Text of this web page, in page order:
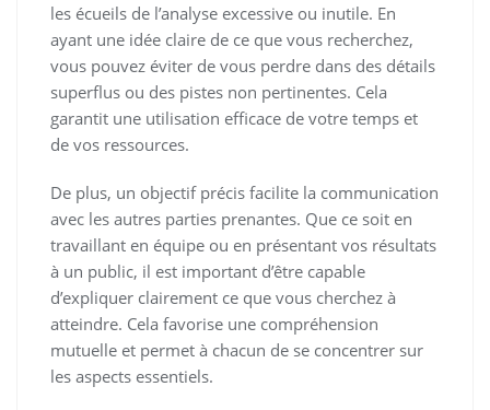
les écueils de l’analyse excessive ou inutile. En
ayant une idée claire de ce que vous recherchez,
vous pouvez éviter de vous perdre dans des détails
superflus ou des pistes non pertinentes. Cela
garantit une utilisation efficace de votre temps et
de vos ressources.
De plus, un objectif précis facilite la communication
avec les autres parties prenantes. Que ce soit en
travaillant en équipe ou en présentant vos résultats
à un public, il est important d’être capable
d’expliquer clairement ce que vous cherchez à
atteindre. Cela favorise une compréhension
mutuelle et permet à chacun de se concentrer sur
les aspects essentiels.